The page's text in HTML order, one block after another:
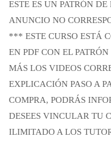
ESTE ES UN PATRÓN
ANUNCIO NO
*** ESTE CURSO ESTÁ
EN PDF CON EL
MÁS LOS VIDEOS
EXPLICACIÓN PASO A
COMPRA, PODRÁS
DESEES VINCULAR TU
ILIMITADO A LOS